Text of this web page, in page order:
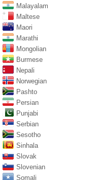
Malayalam
Maltese
Maori
Marathi
Mongolian
Burmese
Nepali
Norwegian
Pashto
Persian
Punjabi
Serbian
Sesotho
Sinhala
Slovak
Slovenian
Somali